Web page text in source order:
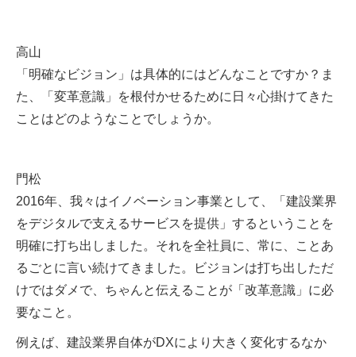
高山
「明確なビジョン」は具体的にはどんなことですか？ま
た、「変革意識」を根付かせるために日々心掛けてきた
ことはどのようなことでしょうか。
門松
2016年、我々はイノベーション事業として、「建設業界
をデジタルで支えるサービスを提供」するということを
明確に打ち出しました。それを全社員に、常に、ことあ
るごとに言い続けてきました。ビジョンは打ち出しただ
けではダメで、ちゃんと伝えることが「改革意識」に必
要なこと。
例えば、建設業界自体がDXにより大きく変化するなか